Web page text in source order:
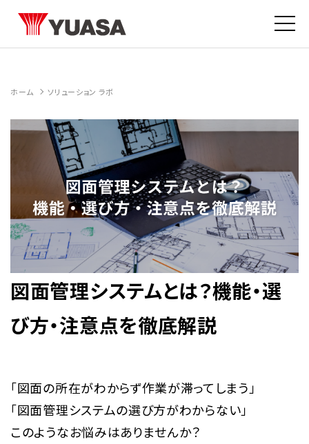
ホーム ソリューション ラボ
図面管理システムとは？機能・選
び方・注意点を徹底解説
「図面の所在がわからず作業が滞ってしまう」
「図面管理システムの選び方がわからない」
このようなお悩みはありませんか？